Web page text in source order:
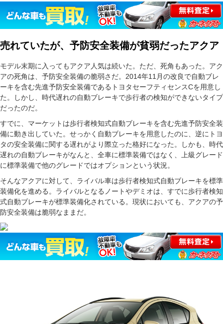
売れていたが、予防安全装備が貧弱だったアクア
モデル末期に入ってもアクア人気は続いた。ただ、死角もあった。アク
アの死角は、予防安全装備の脆弱さだ。2014年11月の改良で自動ブレ
ーキを含む先進予防安全装備であるトヨタセーフティセンスCを用意し
た。しかし、時代遅れの自動ブレーキで歩行者の検知ができないタイプ
だったのだ。
すでに、マーケットは歩行者検知式自動ブレーキを含む先進予防安全装
備に動き出していた。せっかく自動ブレーキを用意したのに、逆にトヨ
タの安全装備に関する遅れがより際立った格好になった。しかも、時代
遅れの自動ブレーキがなんと、全車に標準装備ではなく、上級グレード
に標準装備で他のグレードではオプションという状況。
そんなアクアに対して、ライバル車は歩行者検知式自動ブレーキを標準
装備化を進める。ライバルとなるノートやデミオは、すでに歩行者検知
式自動ブレーキが標準装備化されている。現状においても、アクアの予
防安全装備は脆弱なままだ。